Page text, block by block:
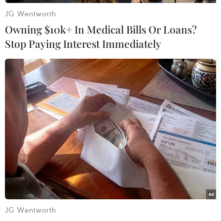
Sinh viên Khoa Công nghệ Kỹ thuật Điện- Điện tử Trường Cao
đẳng Công nghệ cao Hà Nội trong giờ thực hành. (Ảnh: Diệu
Thúy/TTXVN)
Về khoa học, công nghệ và đổi mới sáng tạo
(1) Thúc đẩy thương mại hóa các sản
phẩm công nghệ chiến lược:
JG Wentworth
Owning $10k+ In Medical Bills Or Loans?
Stop Paying Interest Immediately
JG Wentworth